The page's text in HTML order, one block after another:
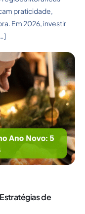
praticidade,
Em 2026, investir
de